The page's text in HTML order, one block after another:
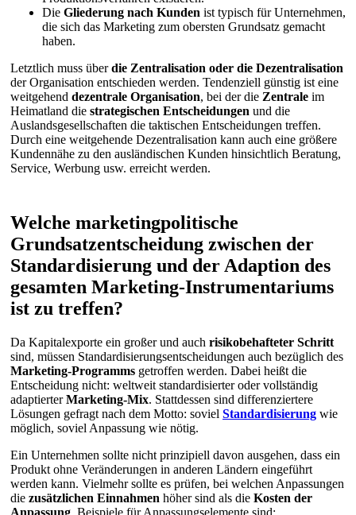
Die Gliederung nach Kunden ist typisch für Unternehmen,
die sich das Marketing zum obersten Grundsatz gemacht
haben.
Letztlich muss überdie Zentralisation oder die Dezentralisation
der Organisation entschieden werden. Tendenziell günstig ist eine
weitgehend dezentrale Organisation, bei der die Zentrale im
Heimatland die strategischen Entscheidungen und die
Auslandsgesellschaften die taktischen Entscheidungen treffen.
Durch eine weitgehende Dezentralisation kann auch eine größere
Kundennähe zu den ausländischen Kunden hinsichtlich Beratung,
Service, Werbung usw. erreicht werden.
Welche marketingpolitische
Grundsatzentscheidung zwischen der
Standardisierung und der Adaption des
gesamten Marketing-Instrumentariums
ist zu treffen?
Da Kapitalexporte ein großer und auch risikobehafteter Schritt
sind, müssen Standardisierungsentscheidungen auch bezüglich des
Marketing-Programms getroffen werden. Dabei heißt die
Entscheidung nicht: weltweit standardisierter oder vollständig
adaptierterMarketing-Mix. Stattdessen sind differenziertere
Lösungen gefragt nach dem Motto: soviel Standardisierung wie
möglich, soviel Anpassung wie nötig.
Ein Unternehmen sollte nicht prinzipiell davon ausgehen, dass ein
Produkt ohne Veränderungen in anderen Ländern eingeführt
werden kann. Vielmehr sollte es prüfen, bei welchen Anpassungen
die zusätzlichen Einnahmen höher sind als die Kosten der
Anpassung . Beispiele für Anpassungselemente sind: